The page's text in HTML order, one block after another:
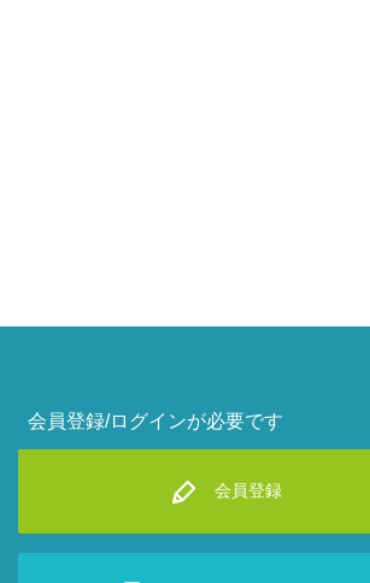
会員登録/ログインが必要です
会員登録